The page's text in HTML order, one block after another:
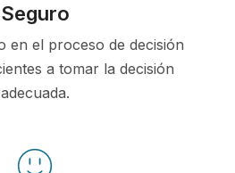
Seguro
en el proceso de decisión
a tomar la decisión
adecuada.